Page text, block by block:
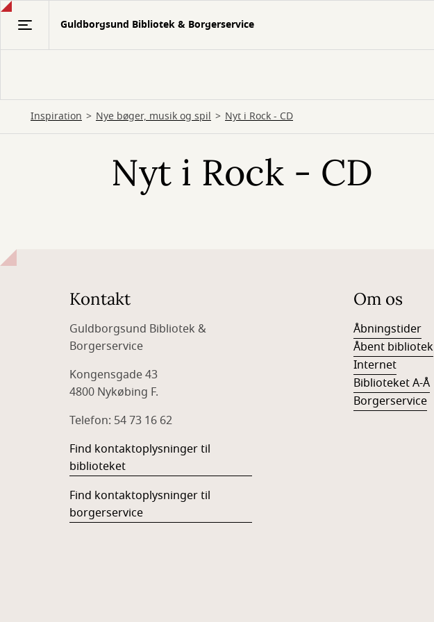
Gå
Guldborgsund Bibliotek & Borgerservice
Inspiration Nye bøger, musik og spil Nyt i Rock - CD
Nyt i Rock - CD
Kontakt
Guldborgsund Bibliotek &
Borgerservice
Kongensgade 43
4800 Nykøbing F.
Telefon: 54 73 16 62
Find kontaktoplysninger til
biblioteket
Find kontaktoplysninger til
borgerservice
Om os
Åbningstider
Åbent bibliotek
Internet
Biblioteket A-Å
Borgerservice